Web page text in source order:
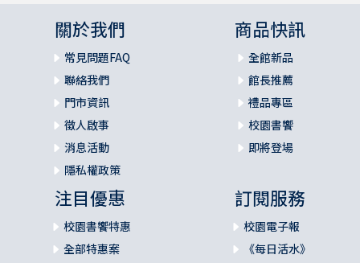
關於我們
常見問題FAQ
聯絡我們
門市資訊
徵人啟事
消息活動
隱私權政策
商品快訊
全館新品
館長推薦
禮品專區
校園書饗
即將登場
注目優惠
校園書饗特惠
全部特惠案
訂閱服務
校園電子報
《每日活水》